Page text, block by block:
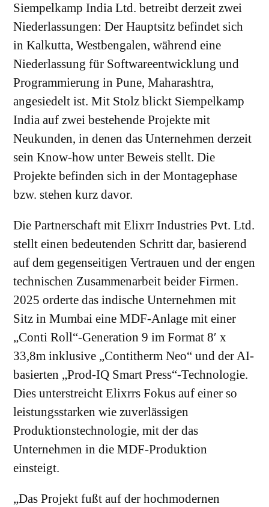
Siempelkamp India Ltd. betreibt derzeit zwei
Niederlassungen: Der Hauptsitz befindet sich
in Kalkutta, Westbengalen, während eine
Niederlassung für Softwareentwicklung und
Programmierung in Pune, Maharashtra,
angesiedelt ist. Mit Stolz blickt Siempelkamp
India auf zwei bestehende Projekte mit
Neukunden, in denen das Unternehmen derzeit
sein Know-how unter Beweis stellt. Die
Projekte befinden sich in der Montagephase
bzw. stehen kurz davor.
Die Partnerschaft mit Elixrr Industries Pvt. Ltd.
stellt einen bedeutenden Schritt dar, basierend
auf dem gegenseitigen Vertrauen und der engen
technischen Zusammenarbeit beider Firmen.
2025 orderte das indische Unternehmen mit
Sitz in Mumbai eine MDF-Anlage mit einer
„Conti Roll“-Generation 9 im Format 8′ x
33,8m inklusive „Contitherm Neo“ und der AI-
basierten „Prod-IQ Smart Press“-Technologie.
Dies unterstreicht Elixrrs Fokus auf einer so
leistungsstarken wie zuverlässigen
Produktionstechnologie, mit der das
Unternehmen in die MDF-Produktion
einsteigt.
„Das Projekt fußt auf der hochmodernen